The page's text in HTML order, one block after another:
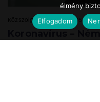
Közszolgálat.hu 2020.05.24.
élmény
Elfogadom